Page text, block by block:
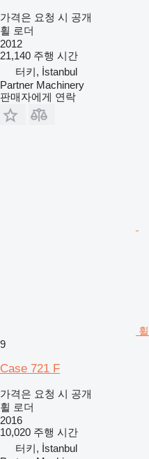
가격은 요청 시 공개
휠 로더
2012
21,140 주행 시간
터키, İstanbul
Partner Machinery
판매자에게 연락
9
Case 721 F
가격은 요청 시 공개
휠 로더
2016
10,020 주행 시간
터키, İstanbul